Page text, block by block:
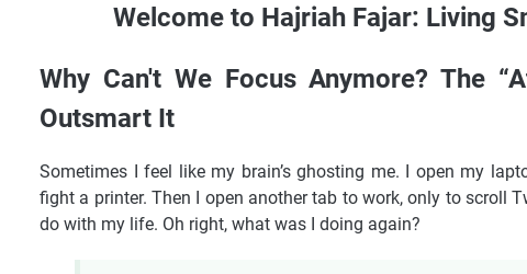
Welcome to Hajriah Fajar: Living
Why Can't We Focus Anymore? The
Outsmart It
Sometimes I feel like my brain’s ghosting me. I open my
fight a printer. Then I open another tab to work, only to scroll
do with my life. Oh right, what was I doing again?